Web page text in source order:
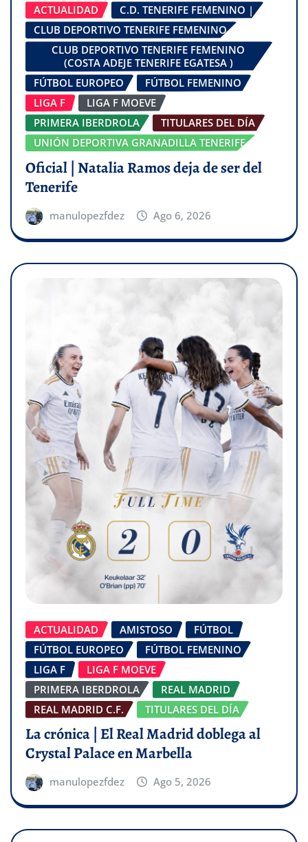
ACTUALIDAD
C.D. TENERIFE FEMENINO |
CLUB DEPORTIVO TENERIFE FEMENINO
CLUB DEPORTIVO TENERIFE FEMENINO
(COSTA ADEJE TENERIFE EGATESA )
FÚTBOL EUROPEO
FÚTBOL FEMENINO
LIGA F
LIGA F MOEVE
PRIMERA IBERDROLA
TITULARES DEL DÍA
UNIÓN DEPORTIVA GRANADILLA TENERIFE
Oficial | Natalia Ramos deja de ser del
Tenerife
manulopezfdez Ago 6, 2026
ACTUALIDAD AMISTOSO
FÚTBOL
FÚTBOL EUROPEO
FÚTBOL FEMENINO
LIGA F
LIGA F MOEVE
PRIMERA IBERDROLA
REAL MADRID
REAL MADRID C.F.
TITULARES DEL DÍA
La crónica | El Real Madrid doblega al
Crystal Palace en Marbella
manulopezfdez Ago 5, 2026